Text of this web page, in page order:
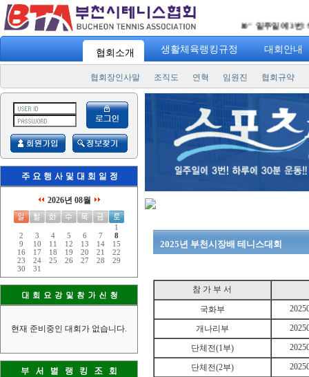
"스포츠 7330 " 일주일에 3번!
협회소개 생활체육랭킹규정 대회안내
협회장인사말 조직도 연혁 임원진 협회규약
2026년 08월
1
2
3 4 5 6 7
8
9
10 11 12 13 14
15
16
17 18 19 20 21
22
23
24 25 26 27 28
29
30
31
현재 준비중인 대회가 없습니다.
2025년 부천시장배 테니스대회
참 가 부 서
국화부
개나리부
단체전(1부)
단체전(2부)